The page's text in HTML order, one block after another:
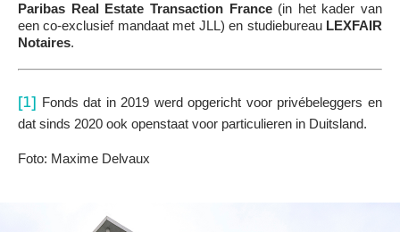
Paribas Real Estate Transaction France(in het kader van
een co-exclusief mandaat met JLL) en studiebureau LEXFAIR
Notaires.
[1] Fonds dat in 2019 werd opgericht voor privébeleggers en
dat sinds 2020 ook openstaat voor particulieren in Duitsland.
Foto: Maxime Delvaux